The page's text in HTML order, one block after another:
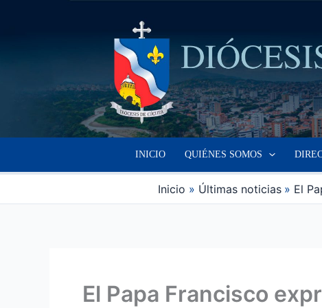
INICIO QUIÉNES SOMOS
Inicio Últimas noticias El
El Papa Francisco